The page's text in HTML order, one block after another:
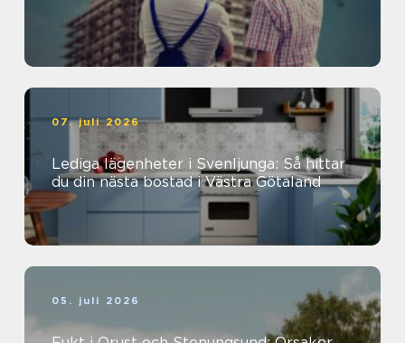
07. juli 2026
Lediga lägenheter i Svenljunga: Så hittar
du din nästa bostad i Västra Götaland
05. juli 2026